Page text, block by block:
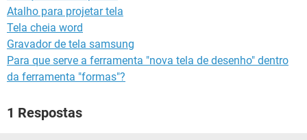
Atalho para projetar tela
Tela cheia word
Gravador de tela samsung
Para que serve a ferramenta "nova tela de desenho" dentro
da ferramenta "formas"?
1 Respostas